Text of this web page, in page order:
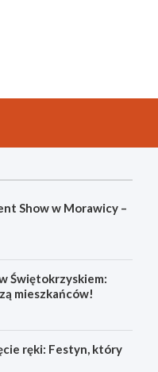
Show w Morawicy –
Świętokrzyskiem:
mieszkańców!
ręki: Festyn, który